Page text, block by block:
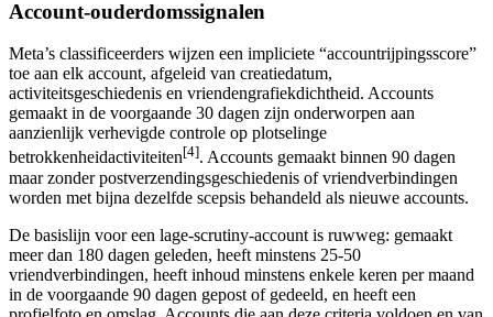
Account-ouderdomssignalen
Meta’s classificeerders wijzen een impliciete “accountrijpingsscore”
toe aan elk account, afgeleid van creatiedatum,
activiteitsgeschiedenis en vriendengrafiekdichtheid. Accounts
gemaakt in de voorgaande 30 dagen zijn onderworpen aan
aanzienlijk verhevigde controle op plotselinge
betrokkenheidactiviteiten[4]. Accounts gemaakt binnen 90 dagen
maar zonder postverzendingsgeschiedenis of vriendverbindingen
worden met bijna dezelfde scepsis behandeld als nieuwe accounts.
De basislijn voor een lage-scrutiny-account is ruwweg: gemaakt
meer dan 180 dagen geleden, heeft minstens 25-50
vriendverbindingen, heeft inhoud minstens enkele keren per maand
in de voorgaande 90 dagen gepost of gedeeld, en heeft een